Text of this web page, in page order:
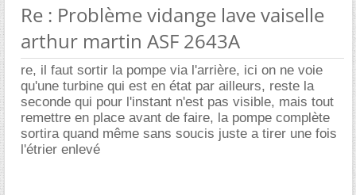
Re : Problème vidange lave vaiselle
arthur martin ASF 2643A
re, il faut sortir la pompe via l'arrière, ici on ne voie
qu'une turbine qui est en état par ailleurs, reste la
seconde qui pour l'instant n'est pas visible, mais tout
remettre en place avant de faire, la pompe complète
sortira quand même sans soucis juste a tirer une fois
l'étrier enlevé